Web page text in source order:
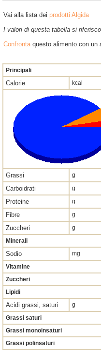
Vai alla lista dei prodotti Algida
I valori di questa tabella si
Confrontaquesto alimento con un
Principali
Calorie kcal
Grassi g
Carboidrati g
Proteine g
Fibre g
Zuccheri g
Minerali
Sodio mg
Vitamine
Zuccheri
Lipidi
Acidi grassi, saturi g
Grassi saturi
Grassi monoinsaturi
Grassi polinsaturi